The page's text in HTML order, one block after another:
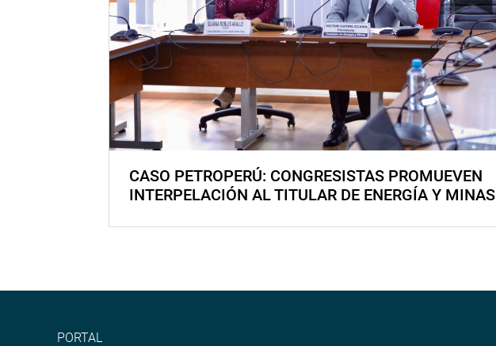
CASO PETROPERÚ: CONGRESISTAS PROMUEVEN
INTERPELACIÓN AL TITULAR DE ENERGÍA Y MINAS
PORTAL